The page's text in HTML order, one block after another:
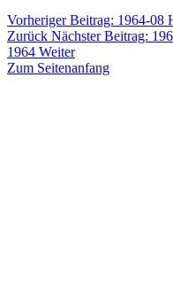
Vorheriger Beitrag: 1964-08
Zurück Nächster Beitrag:
1964 Weiter
Zum Seitenanfang